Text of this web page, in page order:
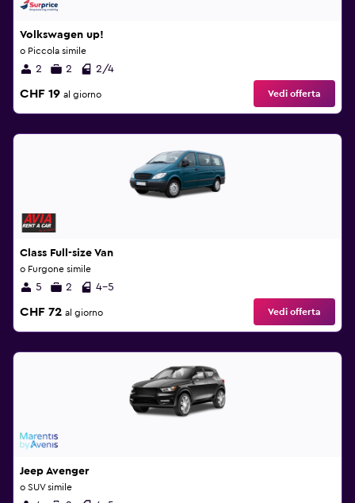
Volkswagen up!
o Piccola simile
2 2 2/4
CHF 19 al giorno Vedi offerta
Class Full-size Van
o Furgone simile
5 2 4-5
CHF 72 al giorno Vedi offerta
Jeep Avenger
o SUV simile